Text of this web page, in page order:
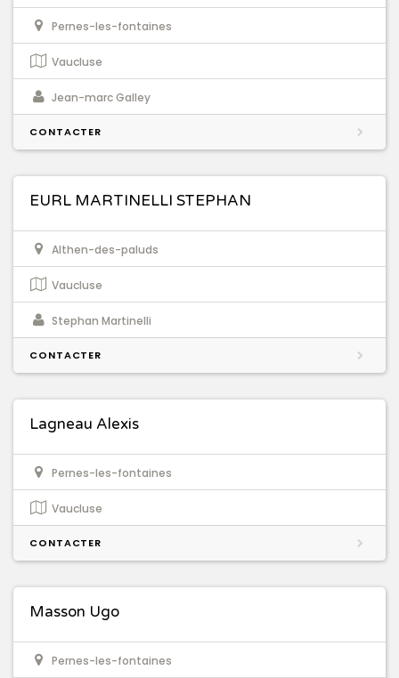
Pernes-les-fontaines
Vaucluse
Jean-marc Galley
CONTACTER
EURL MARTINELLI STEPHAN
Althen-des-paluds
Vaucluse
Stephan Martinelli
CONTACTER
Lagneau Alexis
Pernes-les-fontaines
Vaucluse
CONTACTER
Masson Ugo
Pernes-les-fontaines